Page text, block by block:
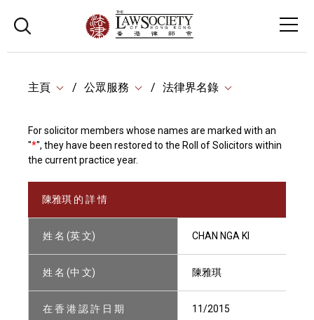
主頁 公眾服務 法律界名錄
For solicitor members whose names are marked with an
"*", they have been restored to the Roll of Solicitors within
the current practice year.
陳雅琪 的 詳 情
姓 名 (英 文) CHAN NGA KI
姓 名 (中 文) 陳雅琪
在 香 港 認 許 日 期 11/2015